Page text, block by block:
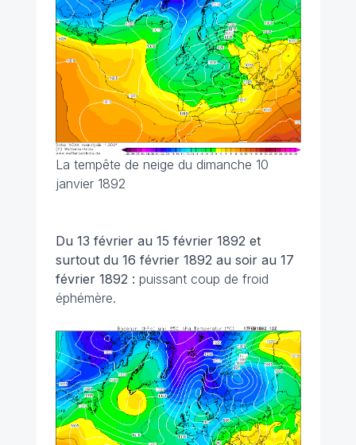
La tempête de neige du dimanche 10
janvier 1892
Du 13 février au 15 février 1892 et
surtout du 16 février 1892 au soir au 17
février 1892 : puissant coup de froid
éphémère.